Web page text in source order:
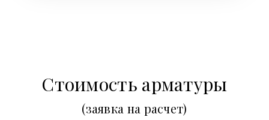
Стоимость арматуры
(заявка на расчет)